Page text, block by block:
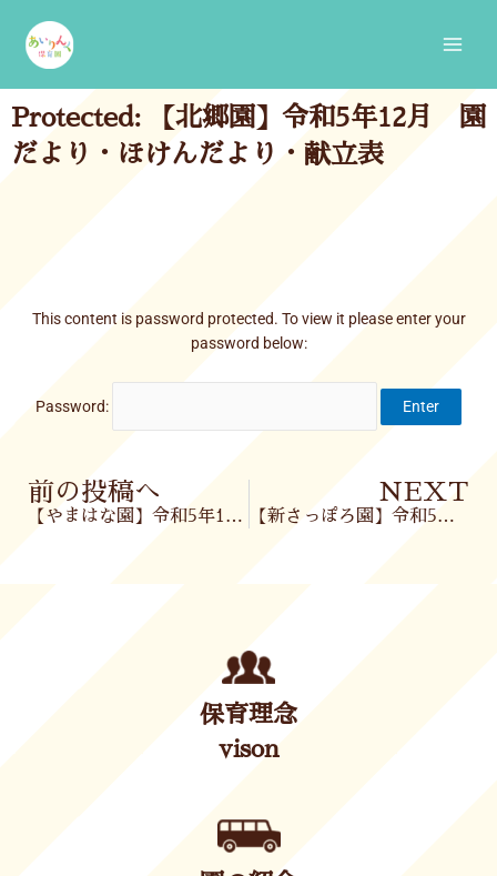
content
Protected: 【北郷園】令和5年12月 園
だより・ほけんだより・献立表
This content is password protected. To view it please enter your
password below:
Password:
Prev
前の投稿へ
【やまはな園】令和5年11月30日(木)
NEXT
【新さっぽろ園】令和5年12月 園だより・ほけんだより・献立表・離乳食献立表
保育理念
vison